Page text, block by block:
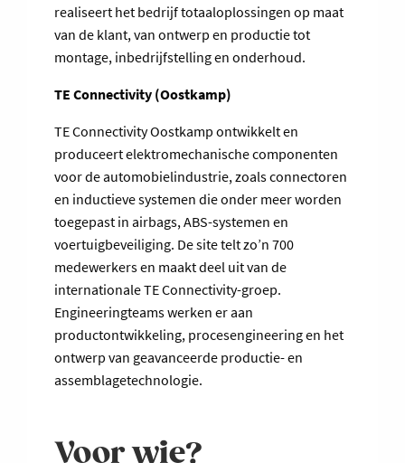
realiseert het bedrijf totaaloplossingen op maat
van de klant, van ontwerp en productie tot
montage, inbedrijfstelling en onderhoud.
TE Connectivity (Oostkamp)
TE Connectivity Oostkamp ontwikkelt en
produceert elektromechanische componenten
voor de automobielindustrie, zoals connectoren
en inductieve systemen die onder meer worden
toegepast in airbags, ABS-systemen en
voertuigbeveiliging. De site telt zo’n 700
medewerkers en maakt deel uit van de
internationale TE Connectivity-groep.
Engineeringteams werken er aan
productontwikkeling, procesengineering en het
ontwerp van geavanceerde productie- en
assemblagetechnologie.
Voor wie?